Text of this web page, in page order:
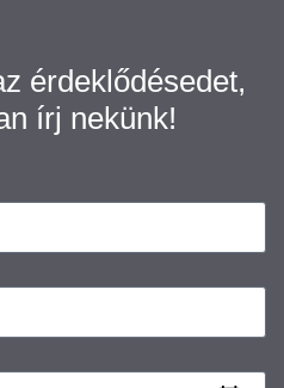
érdeklődésedet,
írj nekünk!